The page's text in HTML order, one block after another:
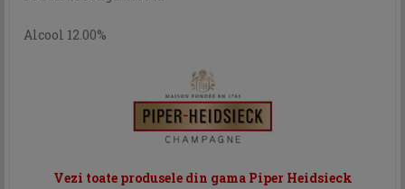
Alcool 12.00%
Vezi toate produsele din gama Piper Heidsieck